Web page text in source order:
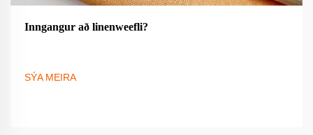
Inngangur að linenweefli?
SÝA MEIRA